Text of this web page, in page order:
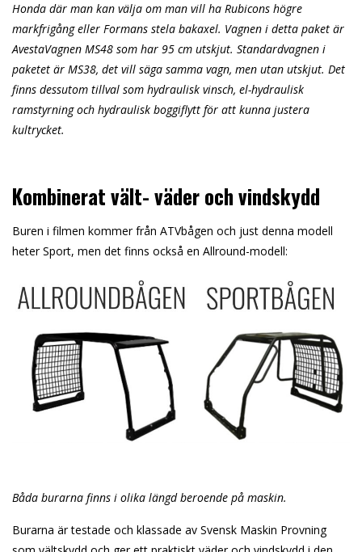
Honda där man kan välja om man vill ha Rubicons högre
markfrigång eller Formans stela bakaxel. Vagnen i detta paket är
AvestaVagnen MS48 som har 95 cm utskjut. Standardvagnen i
paketet är MS38, det vill säga samma vagn, men utan utskjut. Det
finns dessutom tillval som hydraulisk vinsch, el-hydraulisk
ramstyrning och hydraulisk boggiflytt för att kunna justera
kultrycket.
Kombinerat vält- väder och vindskydd
Buren i filmen kommer från ATVbågen och just denna modell
heter Sport, men det finns också en Allround-modell:
Båda burarna finns i olika längd beroende på maskin.
Burarna är testade och klassade av Svensk Maskin Provning